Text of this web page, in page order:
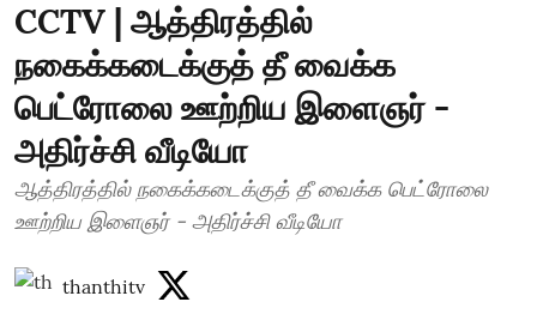
CCTV | ஆத்திரத்தில்
நகைக்கடைக்குத் தீ வைக்க
பெட்ரோலை ஊற்றிய இளைஞர் -
அதிர்ச்சி வீடியோ
ஆத்திரத்தில் நகைக்கடைக்குத் தீ வைக்க பெட்ரோலை
ஊற்றிய இளைஞர் - அதிர்ச்சி வீடியோ
thanthitv